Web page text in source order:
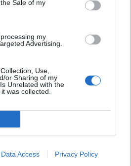
Sale of my
my
Advertising.
Use,
or Sharing of my
Unrelated with the
was collected.
Data Access Privacy Policy
hvis vejret arter sig.
en af de få begivenheder,
stoppe op og kigge i
både smukt, fascinerende
til at samles om Solen,
på Jorden og vores plads i
vil vi give danskerne en
til ny viden og
siger Tina Ibsen,
en af initiativtagerne til
fri på barnets første
os på Discover